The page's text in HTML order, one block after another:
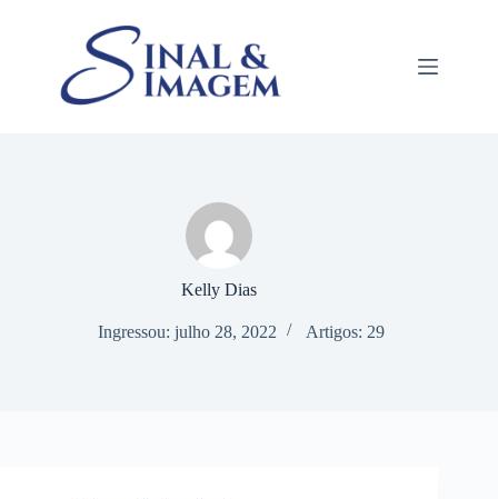
Kelly Dias
Ingressou: julho 28, 2022 Artigos: 29